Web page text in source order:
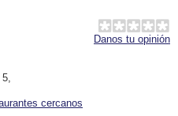
Danos tu opinión
5
cercanos